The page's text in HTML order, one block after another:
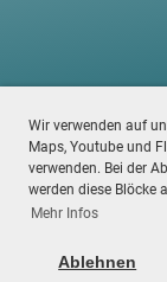
Wir verwenden auf
Maps, Youtube und
verwenden. Bei der
werden diese Blöcke
Mehr Infos
Ablehnen
(c)